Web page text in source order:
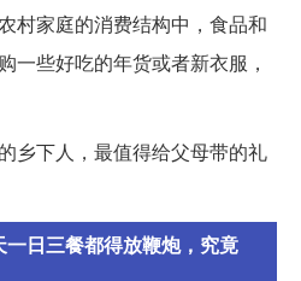
村家庭的消费结构中，食品和
一些好吃的年货或者新衣服，
乡下人，最值得给父母带的礼
日三餐都得放鞭炮，究竟